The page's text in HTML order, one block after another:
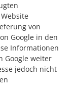
von
Google in den
Informationen
Google weiter
jedoch nicht